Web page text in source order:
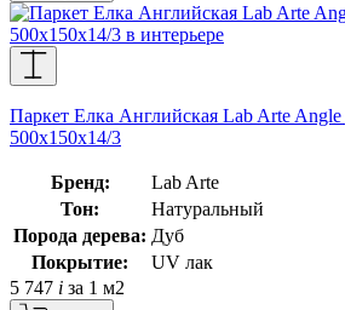
Паркет Елка Английская Lab Arte
500х150х14/3
Бренд:
Lab Arte
Тон:
Натуральный
Порода дерева: Дуб
Покрытие:
UV лак
5 747 i за 1 м2